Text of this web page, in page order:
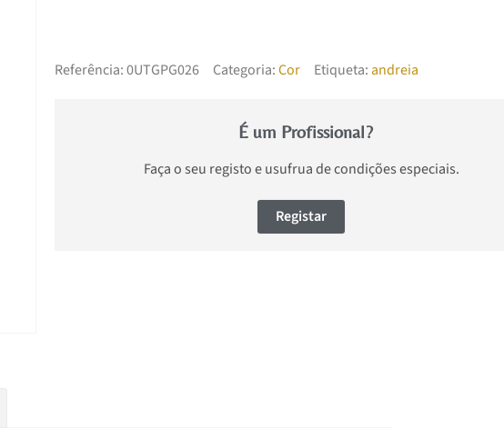
Referência:0UTGPG026 Categoria:Cor Etiqueta:andreia
É um Profissional?
Faça o seu registo e usufrua de condições especiais.
Registar